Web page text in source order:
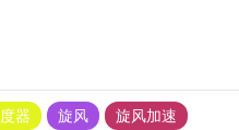
器 旋风
旋风加速